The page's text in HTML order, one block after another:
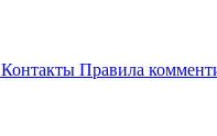
Контакты Правила